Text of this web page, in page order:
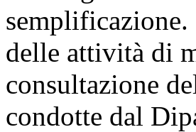
delle attività di
consultazione
condotte dal